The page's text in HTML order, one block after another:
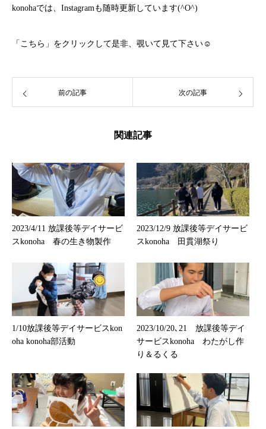
konohaでは、Instagramも随時更新しています(^O^)
「 こちら 」をクリックして是非、覗いて見て下さい☺
前の記事 次の記事
関連記事
2023/4/11 放課後等デイサービ
スkonoha 春の生き物製作
2023/12/9 放課後等デイサービ
スkonoha 田貫湖祭り
1/10放課後等デイサービスkon
oha konoha部活動
2023/10/20､21 放課後等デイ
サービスkonoha わたがし作
り＆るくる